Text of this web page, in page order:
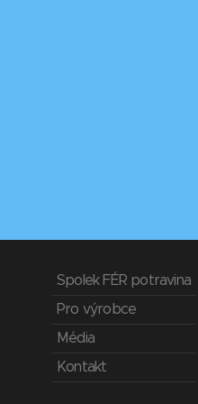
Spolek FÉR potravina
Pro výrobce
Média
Kontakt